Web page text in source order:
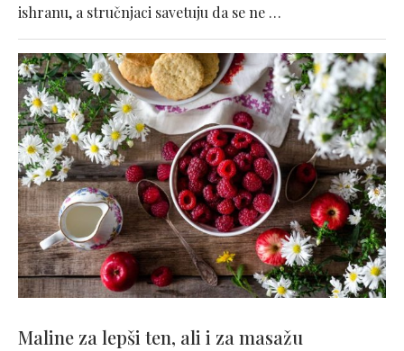
ishranu, a stručnjaci savetuju da se ne …
Maline za lepši ten, ali i za masažu